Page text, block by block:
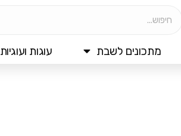
מתכונים לשבת עוגות ועוגיות